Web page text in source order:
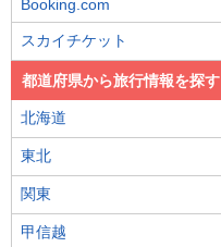
Booking.com
スカイチケット
都道府県から旅行情報を探す
北海道
東北
関東
甲信越